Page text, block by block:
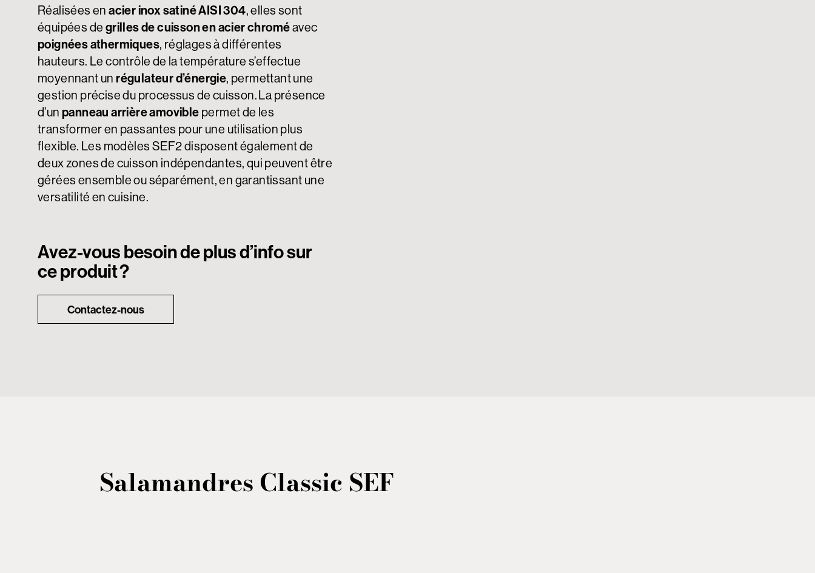
Réalisées enacier inox satiné AISI 304, elles sont
équipées degrilles de cuisson en acier chroméavec
poignées athermiques, réglages à différentes
hauteurs. Le contrôle de la température s’effectue
moyennant unrégulateur d’énergie, permettant une
gestion précise du processus de cuisson. La présence
d’un panneau arrière amovible permet de les
transformer en passantes pour une utilisation plus
flexible. Les modèles SEF2 disposent également de
deux zones de cuisson indépendantes, qui peuvent être
gérées ensemble ou séparément, en garantissant une
versatilité en cuisine.
Avez-vous besoin de plus d’info sur
ce produit ?
Contactez-nous
Salamandres Classic SEF